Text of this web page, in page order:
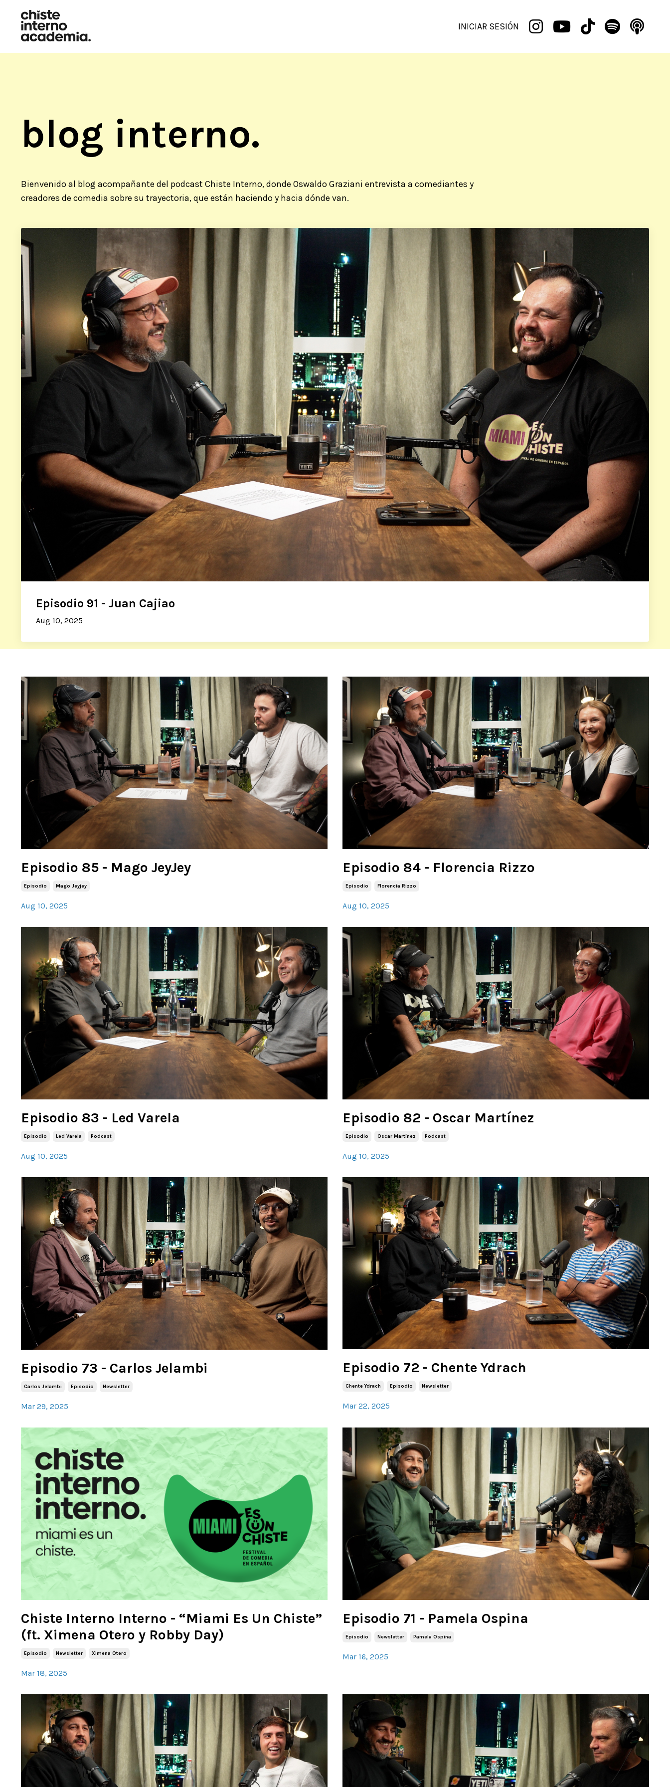
INICIAR SESIÓN
blog interno.
Bienvenido al blog acompañante del podcast Chiste Interno, donde Oswaldo Graziani entrevista a comediantes y
creadores de comedia sobre su trayectoria, que están haciendo y hacia dónde van.
Episodio 91 - Juan Cajiao
Aug 10, 2025
Episodio 85 - Mago JeyJey
Episodio Mago Jeyjey
Aug 10, 2025
Episodio 84 - Florencia Rizzo
Episodio Florencia Rizzo
Aug 10, 2025
Episodio 83 - Led Varela
Episodio Led Varela Podcast
Aug 10, 2025
Episodio 82 - Oscar Martínez
Episodio Oscar Martínez Podcast
Aug 10, 2025
Episodio 73 - Carlos Jelambi
Carlos Jelambi Episodio Newsletter
Mar 29, 2025
Episodio 72 - Chente Ydrach
Chente Ydrach Episodio Newsletter
Mar 22, 2025
Chiste Interno Interno - “Miami Es Un Chiste”
(ft. Ximena Otero y Robby Day)
Episodio Newsletter Ximena Otero
Mar 18, 2025
Episodio 71 - Pamela Ospina
Episodio Newsletter Pamela Ospina
Mar 16, 2025